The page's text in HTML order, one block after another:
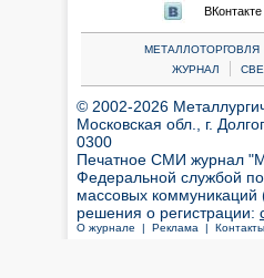
ВКонтакте
МЕТАЛЛОТОРГОВЛЯ
ЖУРНАЛ
|
© 2002-2026
Московская обл., г.
0300
Печатное СМИ журнал
Федеральной службой
массовых коммуникаций
решения о регистрации:
О журнале | Реклама | Контакты